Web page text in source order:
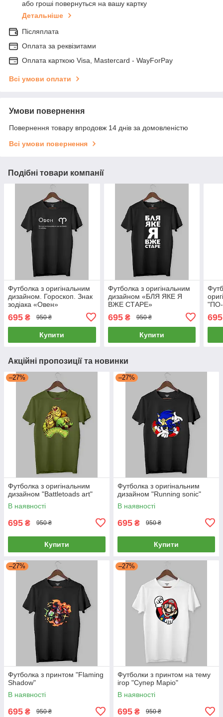
або гроші повернуться на вашу картку
Детальніше
Післяплата
Оплата за реквізитами
Оплата карткою Visa, Mastercard - WayForPay
Всі умови оплати
Умови повернення
Повернення товару впродовж 14 днів за домовленістю
Всі умови повернення
Подібні товари компанії
Футболка з оригінальним
дизайном. Гороскоп. Знак
зодіака «Овен»
695 ₴ 950 ₴
Купити
Футболка з оригінальним
дизайном «БЛЯ ЯКЕ Я
ВЖЕ СТАРЕ»
695₴ 950 ₴
Купити
695
Акційні пропозиції та новинки
–27%
Футболка з оригінальним
дизайном "Battletoads art"
В наявності
695 ₴ 950 ₴
Купити
–27%
Футболка з оригінальним
дизайном "Running sonic"
В наявності
695 ₴ 950 ₴
Купити
–27%
Футболка з принтом "Flaming
Shadow"
В наявності
695 ₴ 950 ₴
–27%
Футболки з принтом на тему
ігор "Супер Маріо"
В наявності
695 ₴ 950 ₴